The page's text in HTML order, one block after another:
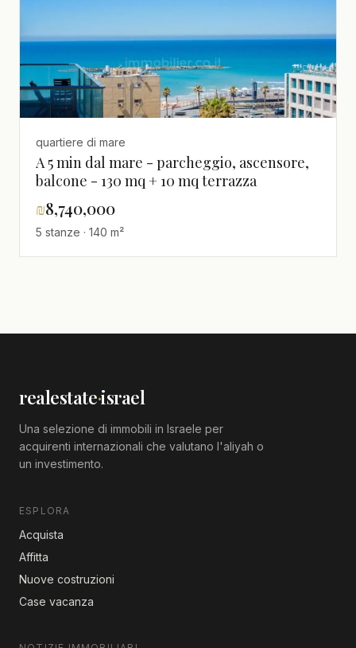
quartiere di mare
A 5 min dal mare - parcheggio, ascensore,
balcone - 130 mq + 10 mq terrazza
₪8,740,000
5 stanze · 140 m²
realestate·israel
Una selezione di immobili in Israele per
acquirenti internazionali che valutano l'aliyah o
un investimento.
ESPLORA
Acquista
Affitta
Nuove costruzioni
Case vacanza